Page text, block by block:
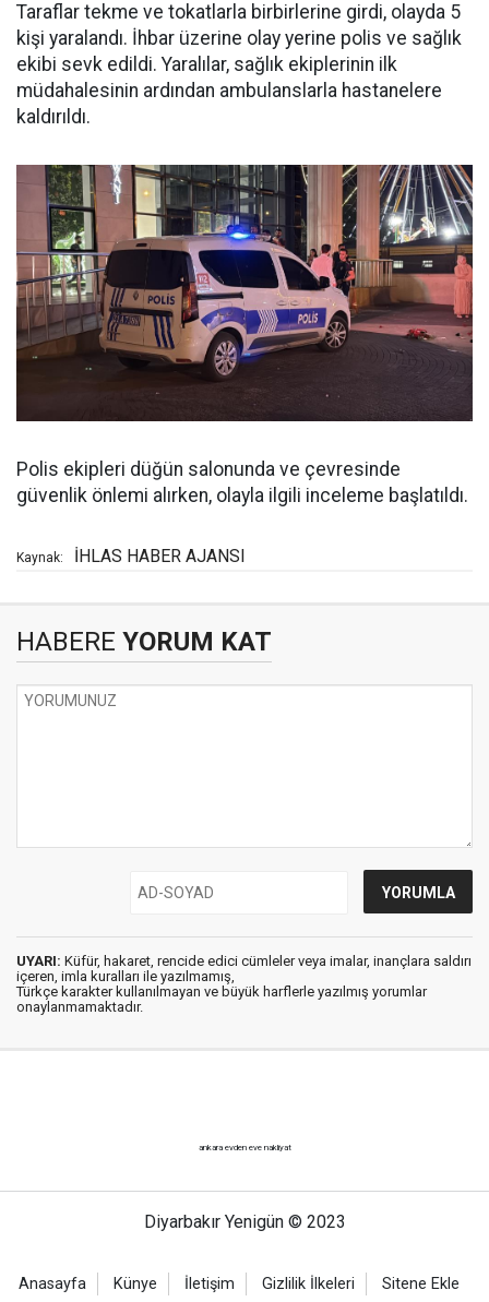
Taraflar tekme ve tokatlarla birbirlerine girdi, olayda 5
kişi yaralandı. İhbar üzerine olay yerine polis ve sağlık
ekibi sevk edildi. Yaralılar, sağlık ekiplerinin ilk
müdahalesinin ardından ambulanslarla hastanelere
kaldırıldı.
Polis ekipleri düğün salonunda ve çevresinde
güvenlik önlemi alırken, olayla ilgili inceleme başlatıldı.
Kaynak: İHLAS HABER AJANSI
HABERE YORUM KAT
UYARI: Küfür, hakaret, rencide edici cümleler veya imalar, inançlara saldırı
içeren, imla kuralları ile yazılmamış,
Türkçe karakter kullanılmayan ve büyük harflerle yazılmış yorumlar
onaylanmamaktadır.
ankara evden eve nakliyat
Diyarbakır Yenigün © 2023
Anasayfa Künye İletişim Gizlilik İlkeleri Sitene Ekle